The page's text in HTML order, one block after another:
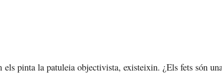
pinta la patuleia objectivista, existeixin. ¿Els fets són